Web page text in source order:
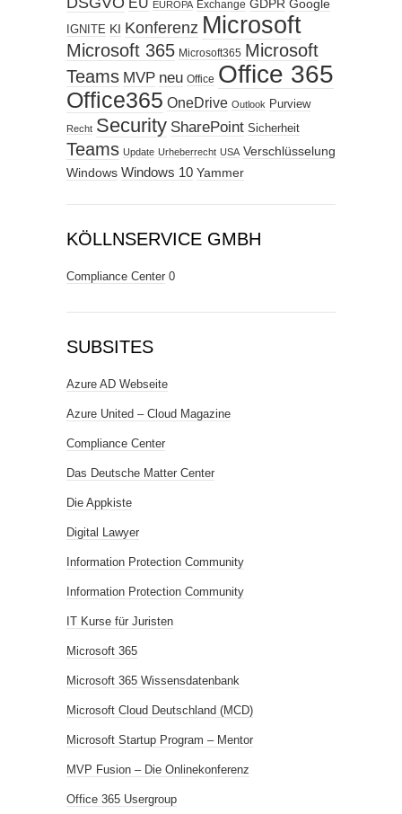
EU EUROPA Exchange GDPR Google
IGNITE KI Konferenz Microsoft
Microsoft 365 Microsoft365 Microsoft
Teams MVP neu Office Office 365
Office365 OneDrive Outlook Purview
Recht Security SharePoint Sicherheit
Teams Update Urheberrecht USA Verschlüsselung
Windows Windows 10 Yammer
KÖLLNSERVICE GMBH
Compliance Center 0
SUBSITES
Azure AD Webseite
Azure United – Cloud Magazine
Compliance Center
Das Deutsche Matter Center
Die Appkiste
Digital Lawyer
Information Protection Community
Information Protection Community
IT Kurse für Juristen
Microsoft 365
Microsoft 365 Wissensdatenbank
Microsoft Cloud Deutschland (MCD)
Microsoft Startup Program – Mentor
MVP Fusion – Die Onlinekonferenz
Office 365 Usergroup